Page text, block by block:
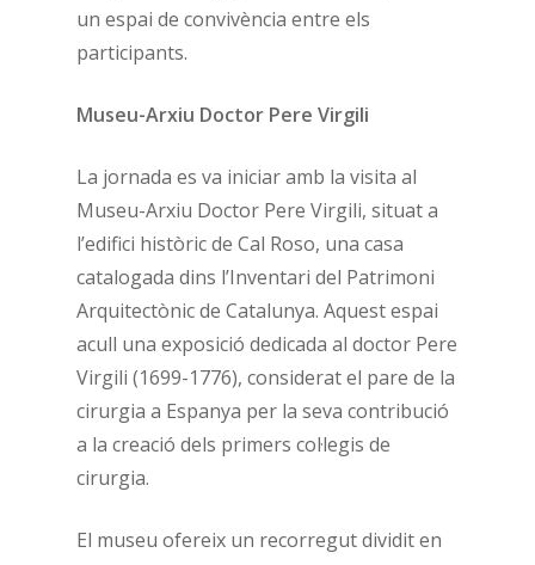
un espai de convivència entre els
participants.
Museu-Arxiu Doctor Pere Virgili
La jornada es va iniciar amb la visita al
Museu-Arxiu Doctor Pere Virgili, situat a
l’edifici històric de Cal Roso, una casa
catalogada dins l’Inventari del Patrimoni
Arquitectònic de Catalunya. Aquest espai
acull una exposició dedicada al doctor Pere
Virgili (1699-1776), considerat el pare de la
cirurgia a Espanya per la seva contribució
a la creació dels primers col·legis de
cirurgia.
El museu ofereix un recorregut dividit en